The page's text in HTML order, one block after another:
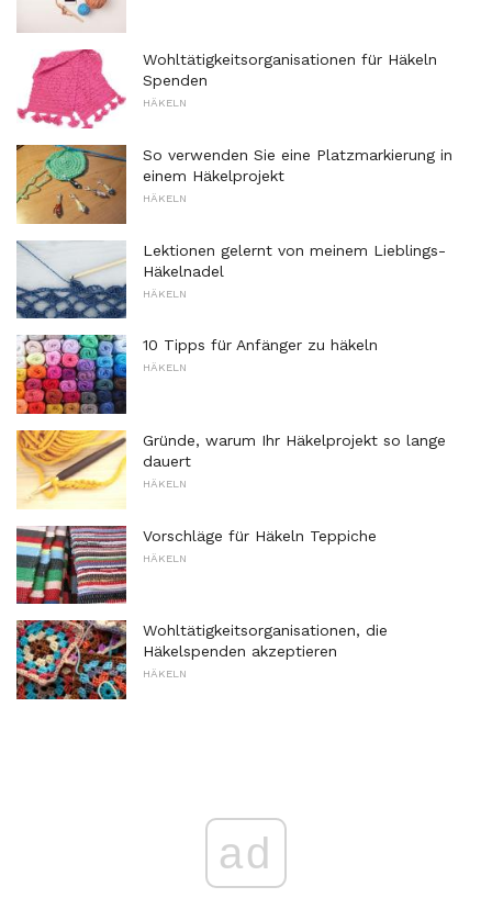
Wohltätigkeitsorganisationen für Häkeln
Spenden
HÄKELN
So verwenden Sie eine Platzmarkierung in
einem Häkelprojekt
HÄKELN
Lektionen gelernt von meinem Lieblings-
Häkelnadel
HÄKELN
10 Tipps für Anfänger zu häkeln
HÄKELN
Gründe, warum Ihr Häkelprojekt so lange
dauert
HÄKELN
Vorschläge für Häkeln Teppiche
HÄKELN
Wohltätigkeitsorganisationen, die
Häkelspenden akzeptieren
HÄKELN
ad